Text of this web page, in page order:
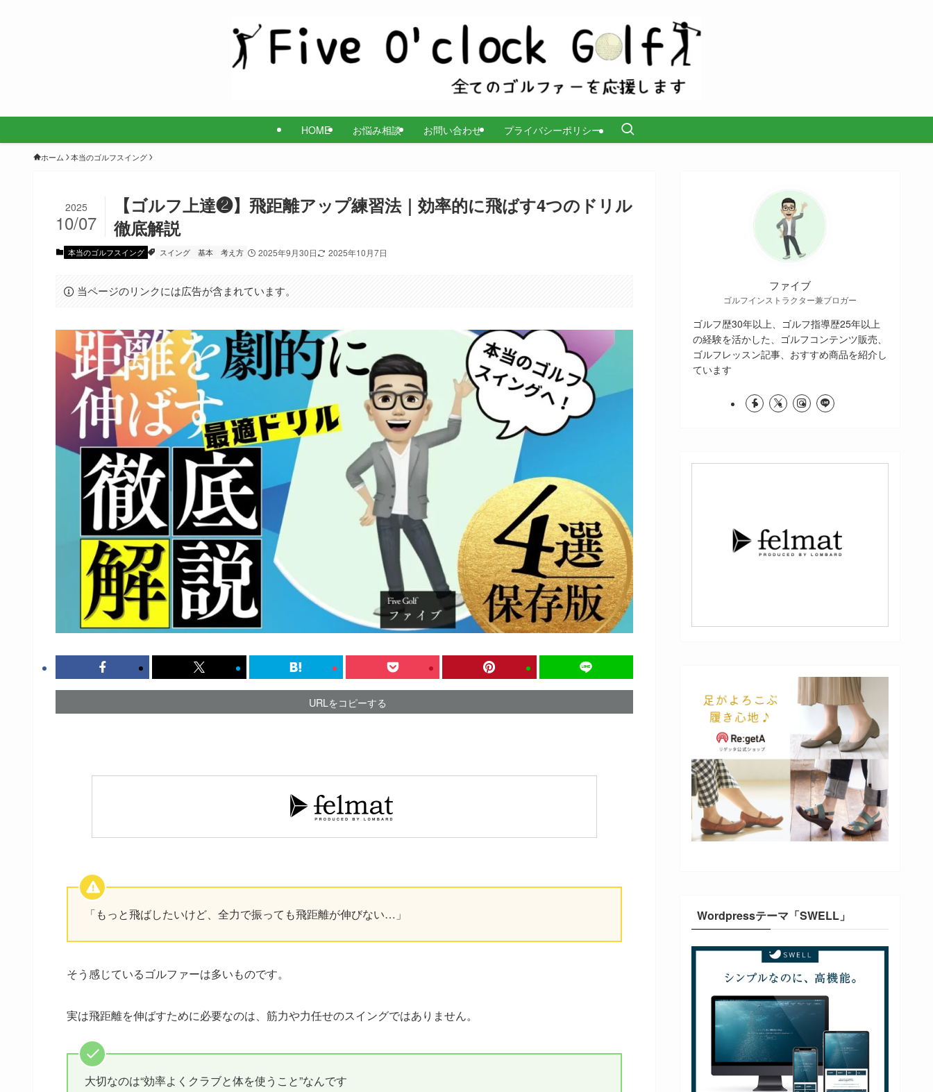
HOME お悩み相談 お問い合わせ プライバシーポリシー
ホーム 本当のゴルフスイング
【ゴルフ上達❷】飛距離アップ練習法｜効率的に飛ばす4つのドリル
徹底解説
2025
10/07
本当のゴルフスイング スイング 基本 考え方 2025年9月30日 2025年10月7日
当ページのリンクには広告が含まれています。
URLをコピーする
「もっと飛ばしたいけど、全力で振っても飛距離が伸びない…」
そう感じているゴルファーは多いものです。
実は飛距離を伸ばすために必要なのは、筋力や力任せのスイングではありません。
大切なのは“効率よくクラブと体を使うこと”なんです
ファイブ
ゴルフインストラクター兼ブロガー
ゴルフ歴30年以上、ゴルフ指導歴25年以上
の経験を活かした、ゴルフコンテンツ販売、
ゴルフレッスン記事、おすすめ商品を紹介し
ています
Wordpressテーマ「SWELL」